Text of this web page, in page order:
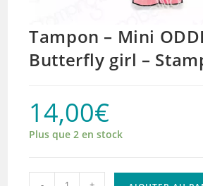
Tampon – Mini
Butterfly girl –
14,00€
Plus que 2 en stock
quantité